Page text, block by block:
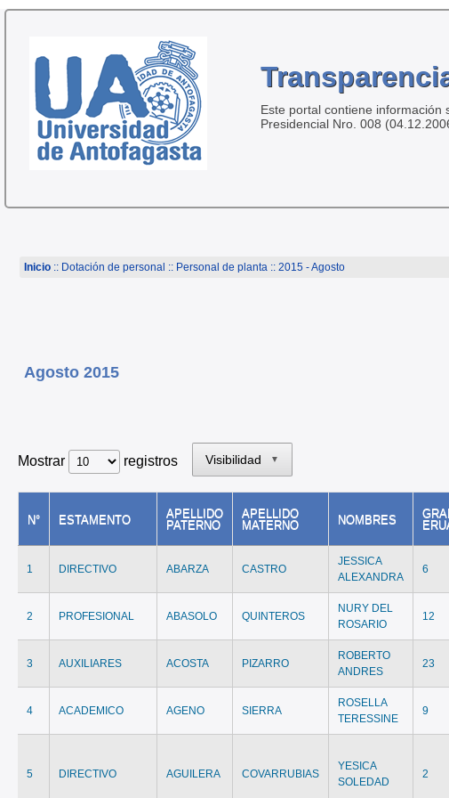
Este portal contiene
Presidencial Nro. 008
Inicio:: Dotación de personal :: Personal de planta:: 2015 - Agosto
Agosto 2015
Mostrar registros Visibilidad ▼
N° ESTAMENTO
APELLIDO
PATERNO
APELLIDO
MATERNO
NOMBRES
1 DIRECTIVO ABARZA CASTRO
JESSICA
ALEXANDRA
6
2 PROFESIONAL ABASOLO QUINTEROS
NURY DEL
ROSARIO
12
3 AUXILIARES ACOSTA PIZARRO
ROBERTO
ANDRES
23
4 ACADEMICO AGENO SIERRA
ROSELLA
TERESSINE
9
5 DIRECTIVO AGUILERA COVARRUBIAS
YESICA
SOLEDAD
2